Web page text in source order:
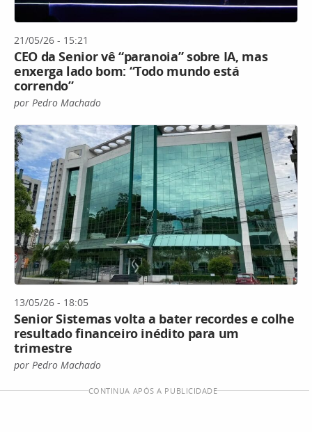
21/05/26 - 15:21
CEO da Senior vê “paranoia” sobre IA, mas
enxerga lado bom: “Todo mundo está
correndo”
por Pedro Machado
13/05/26 - 18:05
Senior Sistemas volta a bater recordes e colhe
resultado financeiro inédito para um
trimestre
por Pedro Machado
CONTINUA APÓS A PUBLICIDADE